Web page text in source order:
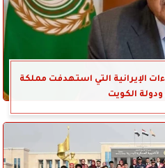
الإيرانية التي استهدفت مملكة
ودولة الكويت